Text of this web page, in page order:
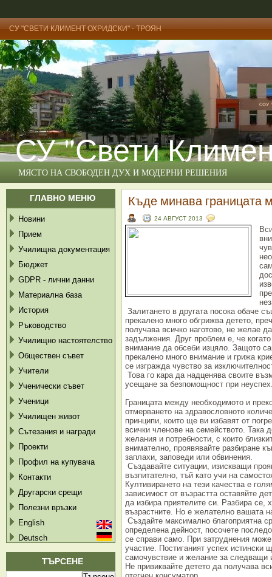
СУ "СВЕТИ КЛИМЕНТ ОХРИДСКИ" - ТРОЯН
СУ "Свети
МЯСТО НА СВОБОДЕН ДУХ И МОДЕРНИ РЕШЕНИЯ
ГЛАВНО МЕНЮ
Новини
Прием
Училищна документация
Бюджет
GDPR - лични данни
Материална база
История
Ръководство
Училищно настоятелство
Обществен съвет
Учители
Ученически съвет
Ученици
Училищен живот
Сътезания и награди
Проекти
Профил на купувача
Контакти
Другарски срещи
Полезни връзки
English
Deutsch
ТЪРСЕНЕ
Къде минава границата
24 АВГУСТ 2013
Залитането в другата посока обаче
прекалено много обгрижва детето,
получава всичко наготово, не желае
задължения. Друг проблем е, че
внимание да обсеби изцяло. Защото
прекалено много внимание и грижа
се изгражда чувство за
Това го кара да надценява своите
усещане за безпомощност при
Границата между необходимото и
отмерването на здравословното
принципи, които ще ви избавят от
всички членове на семейството. Така
желания и потребности, с които
внимателно, проявявайте разбиране
заплахи, заповеди или обвинения.
Създавайте ситуации, изискващи
възпитателно, тъй като учи на
Култивирането на тези качества е
зависимост от възрастта оставяйте
да избира приятелите си. Разбира се,
възрастните. Но е желателно вашата
Създайте максимално благоприятна
определена дейност, посочете
се справи само. При затруднения
участие. Постиганият успех
самочувствие и желание за следващи
Не привиквайте детето да получава